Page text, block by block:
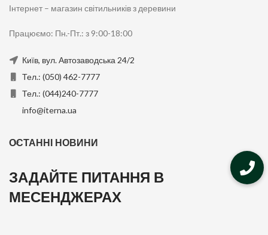
Інтернет – магазин світильників з деревини
Працюємо: Пн.-Пт.: з 9:00-18:00
Київ, вул. Автозаводська 24/2
Тел.: (050) 462-7777
Тел.: (044)240-7777
info@iterna.ua
ОСТАННІ НОВИНИ
ЗАДАЙТЕ ПИТАННЯ В
МЕСЕНДЖЕРАХ